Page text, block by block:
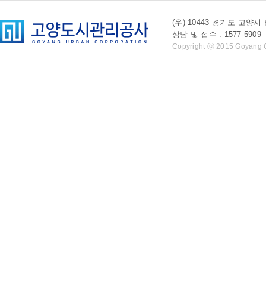
(우) 10443 경기도 고양시
상담 및 접수 . 1577-
Copyright ⓒ 2015 Goyang